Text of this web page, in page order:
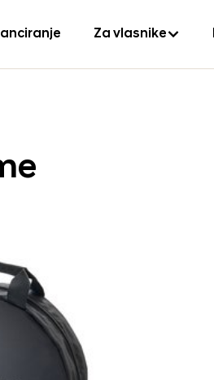
Za vlasnike